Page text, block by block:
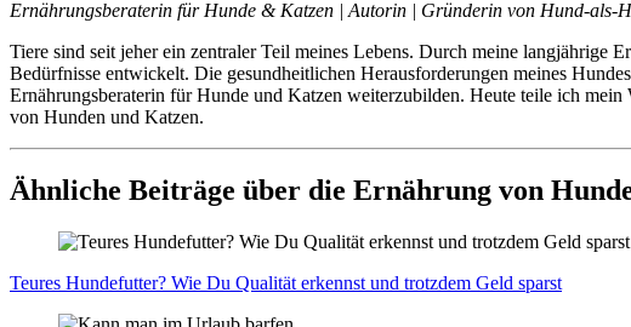
Ernährungsberaterin für Hunde & Katzen | Autorin | Gründerin von Hund-als-
Tiere sind seit jeher ein zentraler Teil meines Lebens. Durch meine langjährige
Bedürfnisse entwickelt. Die gesundheitlichen Herausforderungen meines
Ernährungsberaterin für Hunde und Katzen weiterzubilden. Heute teile ich
von Hunden und Katzen.
Ähnliche Beiträge über die Ernährung von
Teu­res Hun­de­fut­ter? Wie Du Qua­li­tät erkennst und trotz­dem Geld sparst